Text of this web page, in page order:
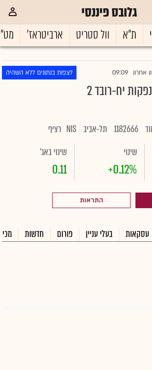
גלובס פיננסי
ת"א וול סטריט ארביטראז'
אחרון 09:09 לצפות בנתונים ללא השהיה
יח-רובד 2
1182666 תל-אביב NIS רציף
שינוי
+0.12%
שינוי באג'
0.11
התראות
עסקאות בעלי עניין פורום חדשות